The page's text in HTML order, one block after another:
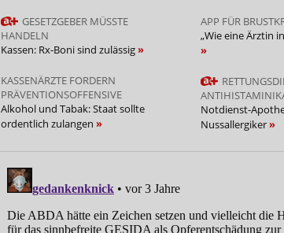
GESETZGEBER MÜSSTE
HANDELN
Kassen: Rx-Boni sind zulässig
KASSENÄRZTE FORDERN
PRÄVENTIONSOFFENSIVE
Alkohol und Tabak: Staat sollte
ordentlich zulangen
APP FÜR
„Wie eine Ärztin
Notdienst-
Nussallergiker